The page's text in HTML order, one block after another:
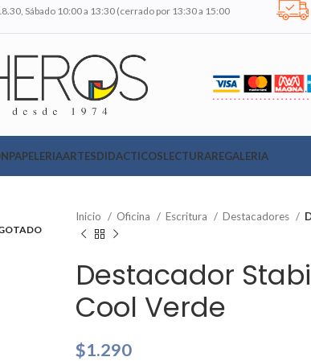
Sábado 10:00 a 13:30 (cerrado por 13:30 a 15:00
PAPELERIAARTESDIDACTICOSLECTURAREGALERIA
Inicio Oficina Escritura Destacadores
Destacador
Cool Verde
$1.290